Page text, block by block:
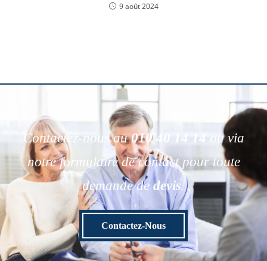
9 août 2024
Contactez-nous au010 40 14 14
ou via
notre formulaire de contact pour toute
demande de devis.
Contactez-Nous